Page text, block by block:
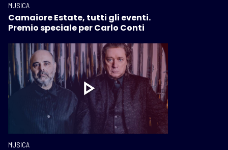
MUSICA
Camaiore Estate, tutti gli eventi.
Premio speciale per Carlo Conti
MUSICA